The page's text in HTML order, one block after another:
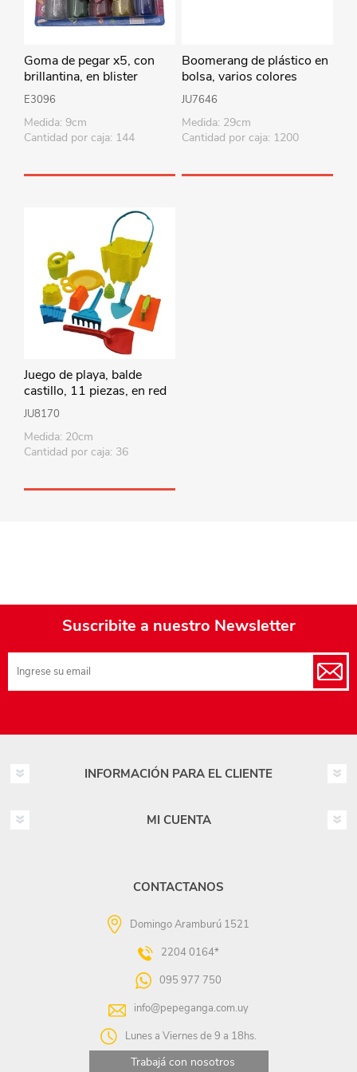
Goma de pegar x5, con
brillantina, en blister
E3096
Medida: 9cm
Cantidad por caja: 144
Boomerang de plástico en
bolsa, varios colores
JU7646
Medida: 29cm
Cantidad por caja: 1200
Juego de playa, balde
castillo, 11 piezas, en red
JU8170
Medida: 20cm
Cantidad por caja: 36
Suscribite a nuestro Newsletter
INFORMACIÓN PARA EL CLIENTE
MI CUENTA
CONTACTANOS
Domingo Aramburú 1521
2204 0164*
095 977 750
info@pepeganga.com.uy
Lunes a Viernes de 9 a 18hs.
Trabajá con nosotros